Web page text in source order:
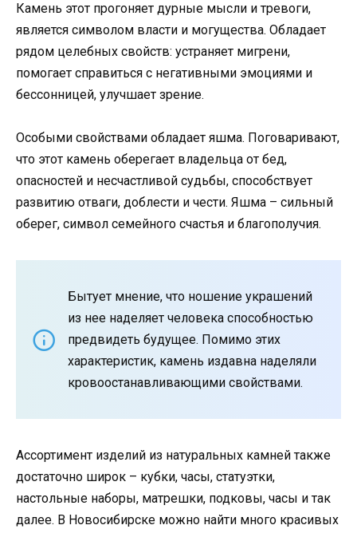
Камень этот прогоняет дурные мысли и тревоги,
является символом власти и могущества. Обладает
рядом целебных свойств: устраняет мигрени,
помогает справиться с негативными эмоциями и
бессонницей, улучшает зрение.
Особыми свойствами обладает яшма. Поговаривают,
что этот камень оберегает владельца от бед,
опасностей и несчастливой судьбы, способствует
развитию отваги, доблести и чести. Яшма – сильный
оберег, символ семейного счастья и благополучия.
Бытует мнение, что ношение украшений
из нее наделяет человека способностью
предвидеть будущее. Помимо этих
характеристик, камень издавна наделяли
кровоостанавливающими свойствами.
Ассортимент изделий из натуральных камней также
достаточно широк – кубки, часы, статуэтки,
настольные наборы, матрешки, подковы, часы и так
далее. В Новосибирске можно найти много красивых